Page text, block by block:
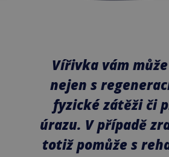
Vířivka vám
nejen s
fyzické zátěži či
úrazu. V případě
totiž pomůže s